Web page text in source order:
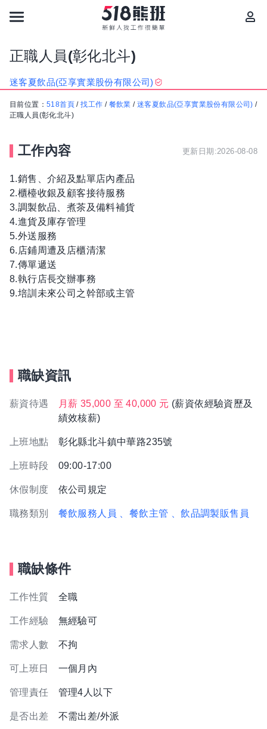
正職人員(彰化北斗)
迷客夏飲品(亞享實業股份有限公司)
目前位置： 518首頁 /找工作 / 餐飲業 /迷客夏飲品(亞享實業股份有限公司) /
正職人員(彰化北斗)
工作內容 更新日期:2026-08-08
1.銷售、介紹及點單店內產品
2.櫃檯收銀及顧客接待服務
3.調製飲品、煮茶及備料補貨
4.進貨及庫存管理
5.外送服務
6.店鋪周遭及店櫃清潔
7.傳單遞送
8.執行店長交辦事務
9.培訓未來公司之幹部或主管
職缺資訊
薪資待遇 月薪 35,000 至 40,000 元 (薪資依經驗資歷及
績效核薪)
上班地點 彰化縣北斗鎮中華路235號
上班時段 09:00-17:00
休假制度 依公司規定
職務類別 餐飲服務人員 、餐飲主管 、飲品調製販售員
職缺條件
工作性質 全職
工作經驗 無經驗可
需求人數 不拘
可上班日 一個月內
管理責任 管理4人以下
是否出差 不需出差/外派